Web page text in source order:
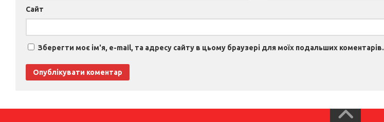
Сайт
Зберегти моє ім'я, e-mail, та адресу сайту в цьому браузері для моїх подальших коментарів.